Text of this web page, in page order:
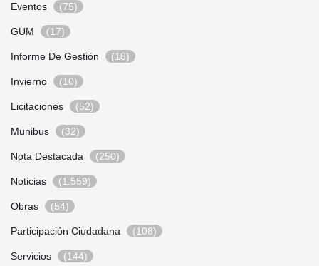
Eventos (75)
GUM (17)
Informe De Gestión (18)
Invierno (10)
Licitaciones (52)
Munibus (32)
Nota Destacada (250)
Noticias (1.559)
Obras (54)
Participación Ciudadana (108)
Servicios (144)